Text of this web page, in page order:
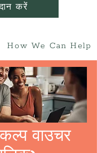
करें
How We Can Help
वाउचर